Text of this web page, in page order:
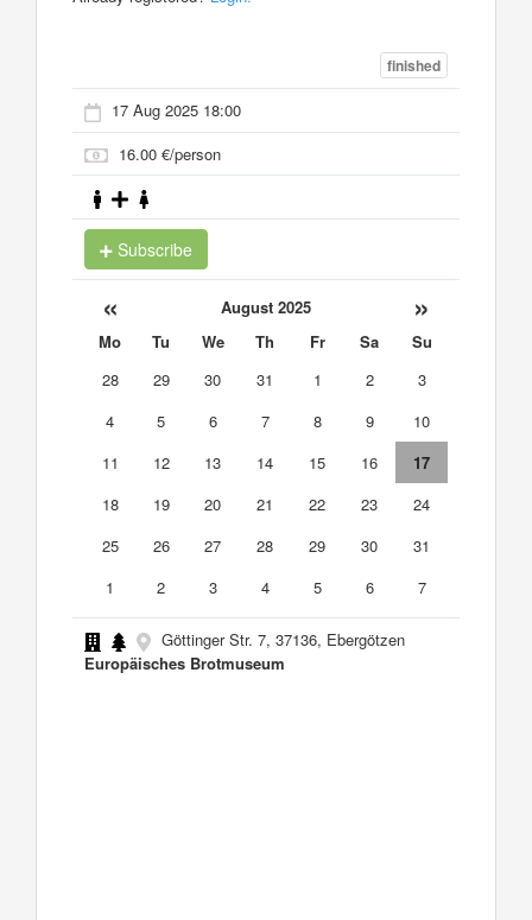
finished
17 Aug 2025 18:00
16.00 €/person
Subscribe
« August 2025 »
Mo Tu We Th Fr Sa
Su
28
29 30 31 1 2
3
4
5 6 7 8 9
10
11
12 13 14 15 16
17
18
19 20 21 22 23
24
25
26 27 28 29 30
31
1
2 3 4 5 6 7
Göttinger Str. 7, 37136, Ebergötzen
Europäisches Brotmuseum